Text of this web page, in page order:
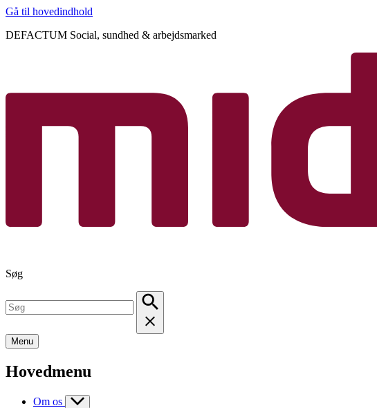
Gå til hovedindhold
DEFACTUM Social, sundhed & arbejdsmarked
Søg
Menu
Hovedmenu
Om os